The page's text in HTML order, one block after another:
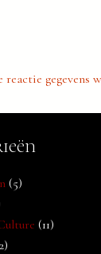
reactie gegevens
(5)
(11)